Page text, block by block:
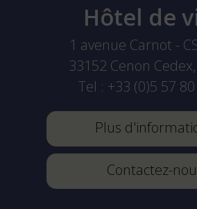
Hôtel de
1 avenue Carnot -
33152 Cenon
Tel : +33 (0)5 57
Plus
Contactez-